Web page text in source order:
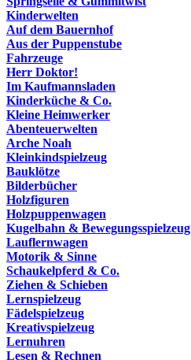
Kinderwelten
Auf dem Bauernhof
Aus der Puppenstube
Fahrzeuge
Herr Doktor!
Im Kaufmannsladen
Kinderküche & Co.
Kleine Heimwerker
Abenteuerwelten
Arche Noah
Kleinkindspielzeug
Bauklötze
Bilderbücher
Holzfiguren
Holzpuppenwagen
Kugelbahn & Bewegungsspielzeug
Lauflernwagen
Motorik & Sinne
Schaukelpferd & Co.
Ziehen & Schieben
Lernspielzeug
Fädelspielzeug
Kreativspielzeug
Lernuhren
Lesen & Rechnen